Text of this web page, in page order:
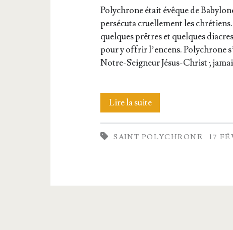
Poly­chrone était évêque de
per­sé­cu­ta cruel­le­ment les
quelques prêtres et quelques
pour y offrir l’en­cens. Poly­chrone
Notre-Sei­­gneur Jésus-Christ ;
Lire la suiteSaint
Poly­
chrone,
SAINT POLYCHRONE
17